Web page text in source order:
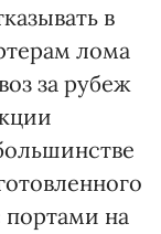
в
лома
за рубеж
портами на